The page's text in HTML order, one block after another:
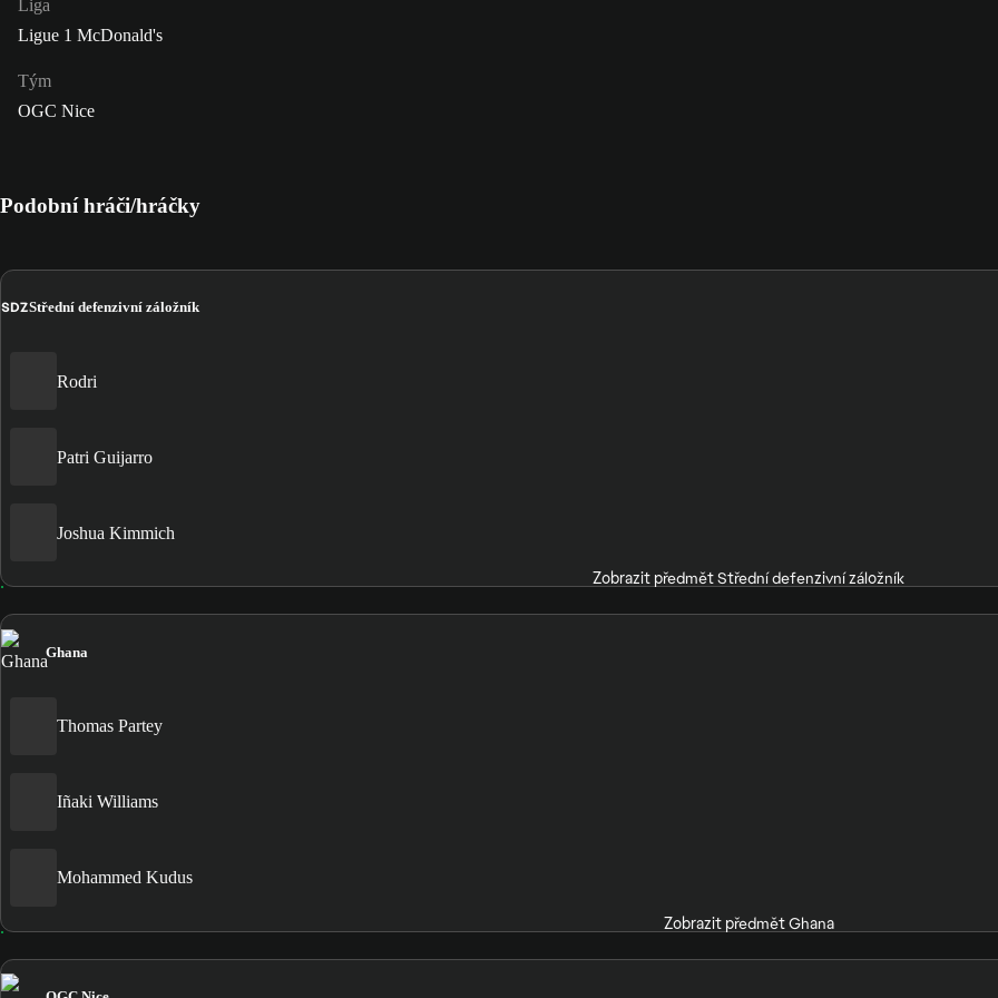
Liga
Ligue 1 McDonald's
Tým
OGC Nice
Podobní hráči/hráčky
SDZStřední defenzivní záložník
Rodri
Patri Guijarro
Joshua Kimmich
Zobrazit předmět Střední defenzivní záložník
Ghana
Thomas Partey
Iñaki Williams
Mohammed Kudus
Zobrazit předmět Ghana